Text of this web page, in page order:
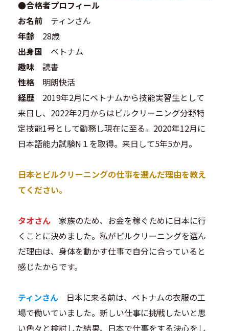
●合格者プロフィール
お名前 ティンさん
年齢 28歳
出身国 ベトナム
趣味 読書
性格 明朗快活
経歴 2019年2月にベトナムから技能実習生として
来日し、2022年2月からはビルクリーニング分野特
定技能1号として勤務し現在に至る。2020年12月に
日本語能力試験N１を取得。来日して5年5か月。
―――日本とビルクリーニングの仕事を選んだ理由を教え
てください。
タオさん 家族のため、お金を稼ぐために日本に行
くことに決めました。私がビルクリーニングを選ん
だ理由は、身体を動かす仕事で自分に合っていると
感じたからです。
ティンさん 日本に来る前は、ベトナムの衣服の工
場で働いていました。新しい仕事に挑戦したいと思
い色々と検討した結果、日本で仕事をする決心をし